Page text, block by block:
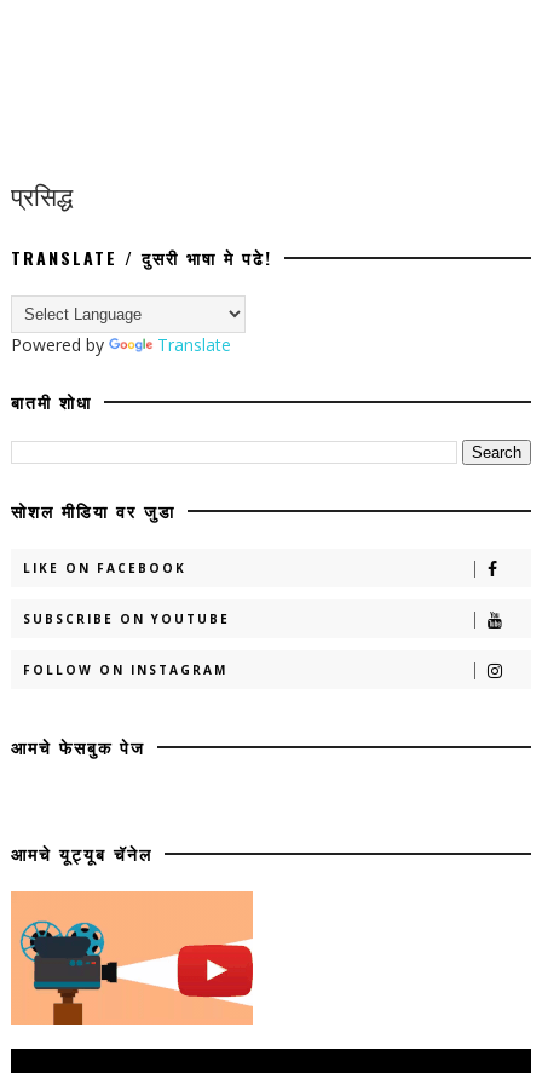
प्रसिद्ध
TRANSLATE / दुसरी भाषा मे पढे!
Powered by Translate
बातमी शोधा
सोशल मीडिया वर जुडा
LIKE ON FACEBOOK
SUBSCRIBE ON YOUTUBE
FOLLOW ON INSTAGRAM
आमचे फेसबुक पेज
आमचे यूट्यूब चॅनेल